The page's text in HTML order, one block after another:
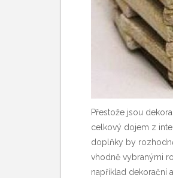
Přestože jsou
celkový dojem z
doplňky by
vhodně vybranými
například dekorační